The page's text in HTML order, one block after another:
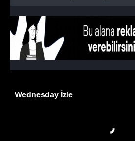
Wednesday İzle